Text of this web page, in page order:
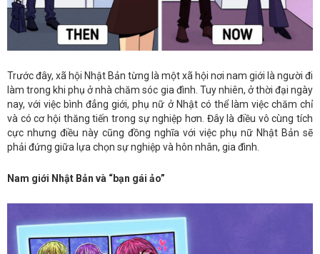
Trước đây, xã hội Nhật Bản từng là một xã hội nơi nam giới là người đi
làm trong khi phụ ở nhà chăm sóc gia đình. Tuy nhiên, ở thời đại ngày
nay, với việc bình đẳng giới, phụ nữ ở Nhật có thể làm việc chăm chỉ
và có cơ hội thăng tiến trong sự nghiệp hơn. Đây là điều vô cùng tích
cực nhưng điều này cũng đồng nghĩa với việc phụ nữ Nhật Bản sẽ
phải đứng giữa lựa chọn sự nghiệp và hôn nhân, gia đình.
Nam giới Nhật Bản và “bạn gái ảo”